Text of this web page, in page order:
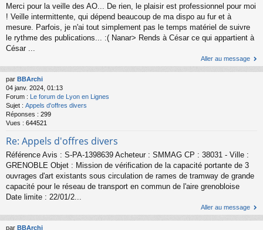
Merci pour la veille des AO... De rien, le plaisir est professionnel pour moi
! Veille intermittente, qui dépend beaucoup de ma dispo au fur et à
mesure. Parfois, je n'ai tout simplement pas le temps matériel de suivre
le rythme des publications... :( Nanar> Rends à César ce qui appartient à
César ...
Aller au message
par BBArchi
04 janv. 2024, 01:13
Forum : Le forum de Lyon en Lignes
Sujet : Appels d'offres divers
Réponses : 299
Vues : 644521
Re: Appels d'offres divers
Référence Avis : S-PA-1398639 Acheteur : SMMAG CP : 38031 - Ville :
GRENOBLE Objet : Mission de vérification de la capacité portante de 3
ouvrages d'art existants sous circulation de rames de tramway de grande
capacité pour le réseau de transport en commun de l'aire grenobloise
Date limite : 22/01/2...
Aller au message
par BBArchi